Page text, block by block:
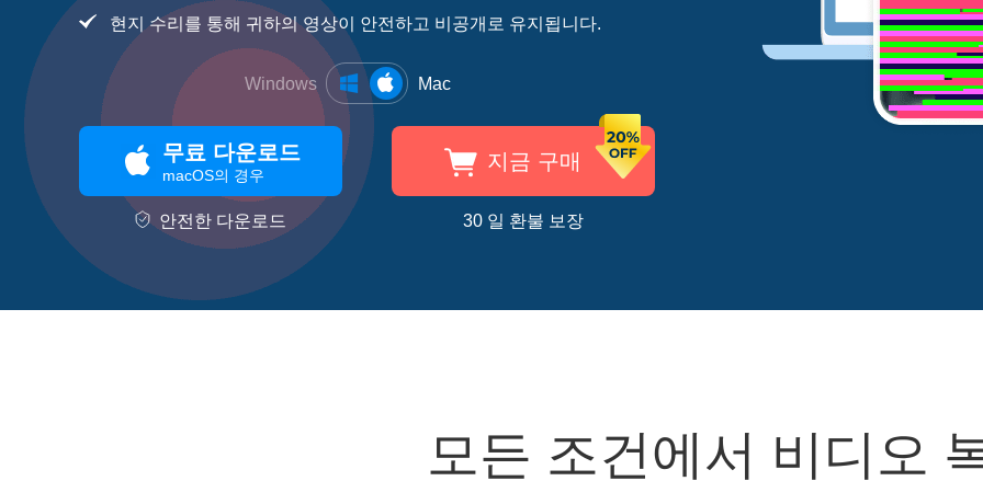
현지 수리를 통해 귀하의 영상이 안전하고 비공개로 유지됩니다.
Windows Mac
무료 다운로드
macOS의 경우
안전한 다운로드
지금 구매
30 일 환불 보장
모든 조건에서 비디오